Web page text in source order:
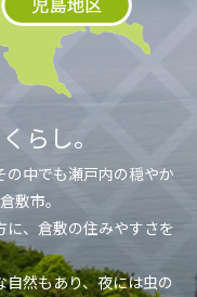
らし。
中でも瀬戸内の穏やか
敷市。
、倉敷の住みやすさを
然もあり、夜には虫の